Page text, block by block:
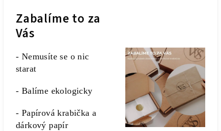
Zabalíme to za
Vás
- Nemusíte se o nic
starat
- Balíme ekologicky
- Papírová krabička a
dárkový papír